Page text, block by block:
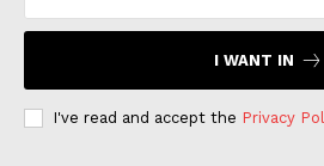
I WANT IN
I've read and accept the Privacy